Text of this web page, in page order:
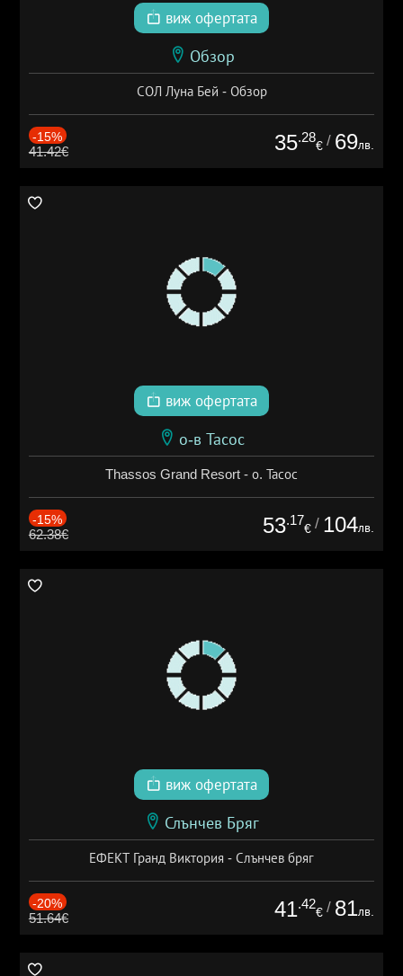
виж офертата
Обзор
СОЛ Луна Бей - Обзор
-15%
41.42€ 35.28
€ / 69лв.
виж офертата
о-в Тасос
Thassos Grand Resort - о. Тасос
-15%
62.38€ 53.17
€ / 104лв.
виж офертата
Слънчев Бряг
ЕФЕКТ Гранд Виктория - Слънчев бряг
-20%
51.64€ 41.42
€ / 81лв.